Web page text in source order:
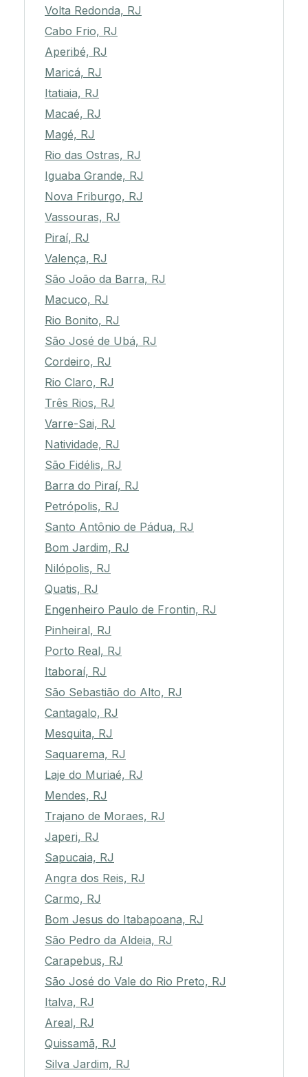
Volta Redonda, RJ
Cabo Frio, RJ
Aperibé, RJ
Maricá, RJ
Itatiaia, RJ
Macaé, RJ
Magé, RJ
Rio das Ostras, RJ
Iguaba Grande, RJ
Nova Friburgo, RJ
Vassouras, RJ
Piraí, RJ
Valença, RJ
São João da Barra, RJ
Macuco, RJ
Rio Bonito, RJ
São José de Ubá, RJ
Cordeiro, RJ
Rio Claro, RJ
Três Rios, RJ
Varre-Sai, RJ
Natividade, RJ
São Fidélis, RJ
Barra do Piraí, RJ
Petrópolis, RJ
Santo Antônio de Pádua, RJ
Bom Jardim, RJ
Nilópolis, RJ
Quatis, RJ
Engenheiro Paulo de Frontin, RJ
Pinheiral, RJ
Porto Real, RJ
Itaboraí, RJ
São Sebastião do Alto, RJ
Cantagalo, RJ
Mesquita, RJ
Saquarema, RJ
Laje do Muriaé, RJ
Mendes, RJ
Trajano de Moraes, RJ
Japeri, RJ
Sapucaia, RJ
Angra dos Reis, RJ
Carmo, RJ
Bom Jesus do Itabapoana, RJ
São Pedro da Aldeia, RJ
Carapebus, RJ
São José do Vale do Rio Preto, RJ
Italva, RJ
Areal, RJ
Quissamã, RJ
Silva Jardim, RJ